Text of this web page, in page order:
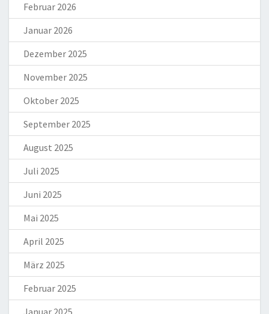
Februar 2026
Januar 2026
Dezember 2025
November 2025
Oktober 2025
September 2025
August 2025
Juli 2025
Juni 2025
Mai 2025
April 2025
März 2025
Februar 2025